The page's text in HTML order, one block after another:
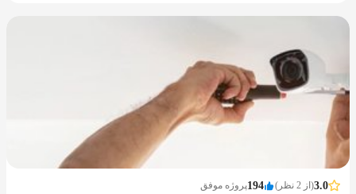
3.0(از 2 نظر) 194پروژه موفق